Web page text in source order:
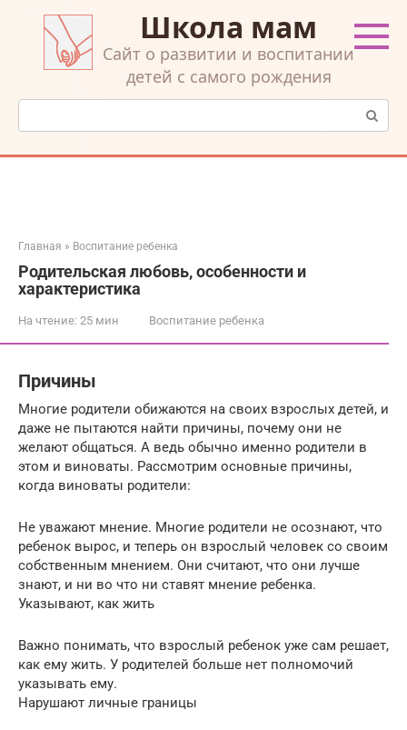
контенту
Школа мам
Cайт о развитии и воспитании
детей с самого рождения
Поиск:
Главная » Воспитание ребенка
Родительская любовь, особенности и
характеристика
На чтение: 25 мин Воспитание ребенка
Причины
Многие родители обижаются на своих взрослых детей, и
даже не пытаются найти причины, почему они не
желают общаться. А ведь обычно именно родители в
этом и виноваты. Рассмотрим основные причины,
когда виноваты родители:
Не уважают мнение. Многие родители не осознают, что
ребенок вырос, и теперь он взрослый человек со своим
собственным мнением. Они считают, что они лучше
знают, и ни во что ни ставят мнение ребенка.
Указывают, как жить
Важно понимать, что взрослый ребенок уже сам решает,
как ему жить. У родителей больше нет полномочий
указывать ему.
Нарушают личные границы